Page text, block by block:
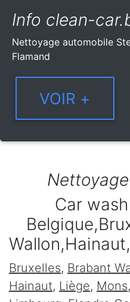
Info clean-
Nettoyage automobile
Flamand
Car
Bruxelles, Brabant
Hainaut, Liège, Mons,